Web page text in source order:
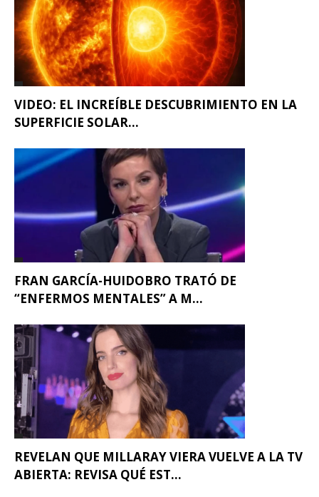
VIDEO: EL INCREÍBLE DESCUBRIMIENTO EN LA
SUPERFICIE SOLAR...
FRAN GARCÍA-HUIDOBRO TRATÓ DE
“ENFERMOS MENTALES” A M...
REVELAN QUE MILLARAY VIERA VUELVE A LA TV
ABIERTA: REVISA QUÉ EST...